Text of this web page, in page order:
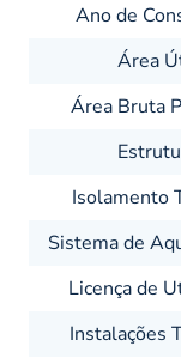
Ano de
Área
Área Bruta
Isolamento
Sistema de
Licença de
Instalações